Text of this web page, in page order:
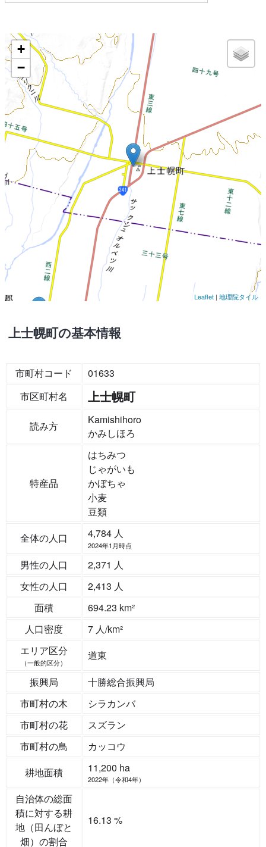
+
−
Leaflet | 地理院タイル
上士幌町の基本情報
市町村コード
01633
市区町村名
上士幌町
読み方
Kamishihoro
かみしほろ
特産品
はちみつ
じゃがいも
かぼちゃ
小麦
豆類
全体の人口
4,784 人
2024年1月時点
男性の人口
2,371 人
女性の人口
2,413 人
面積
694.23 km²
人口密度
7 人/km²
エリア区分
（一般的区分）
道東
振興局
十勝総合振興局
市町村の木
シラカンバ
市町村の花
スズラン
市町村の鳥
カッコウ
耕地面積
11,200 ha
2022年（令和4年）
自治体の総面
積に対する耕
地（田んぼと
畑）の割合
16.13 %